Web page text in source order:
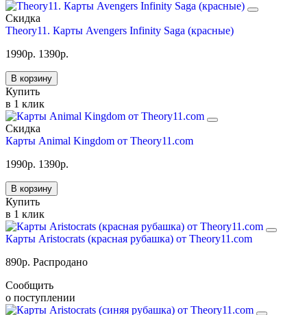
Скидка
Theory11. Карты Avengers Infinity Saga (красные)
1990р. 1390р.
В корзину
Купить
в 1 клик
Скидка
Карты Animal Kingdom от Theory11.com
1990р. 1390р.
В корзину
Купить
в 1 клик
Карты Aristocrats (красная рубашка) от Theory11.com
890р. Распродано
Сообщить
о поступлении